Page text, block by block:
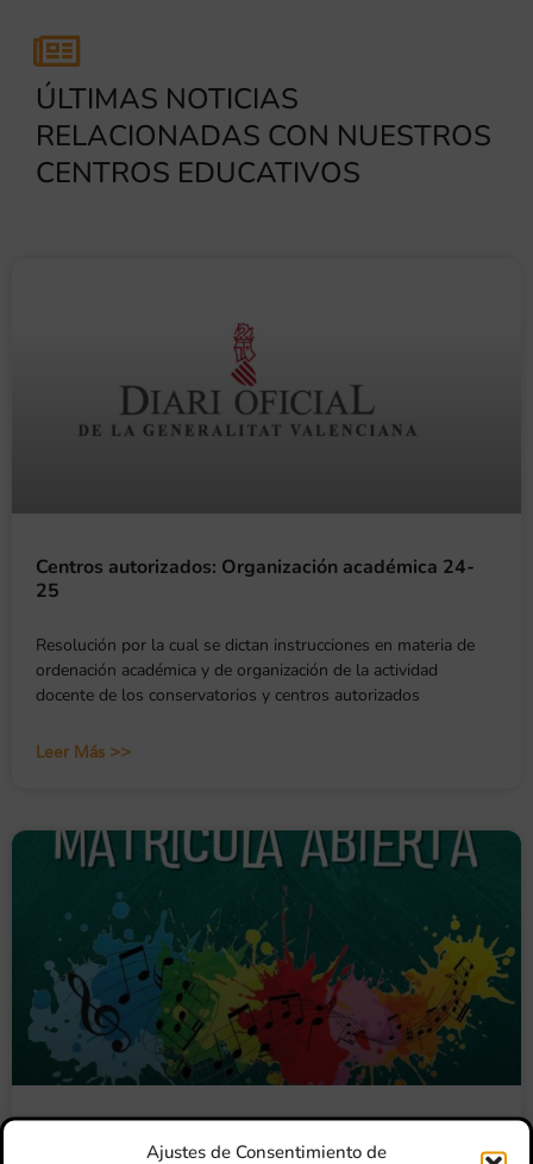
Ajustes de Consentimiento de
ÚLTIMAS NOTICIAS
RELACIONADAS CON NUESTROS
CENTROS EDUCATIVOS
Centros autorizados: Organización académica 24-
25
Resolución por la cual se dictan instrucciones en materia de
ordenación académica y de organización de la actividad
docente de los conservatorios y centros autorizados
Leer Más >>
Ateneo Musical del Puerto – Matrícula Abierta